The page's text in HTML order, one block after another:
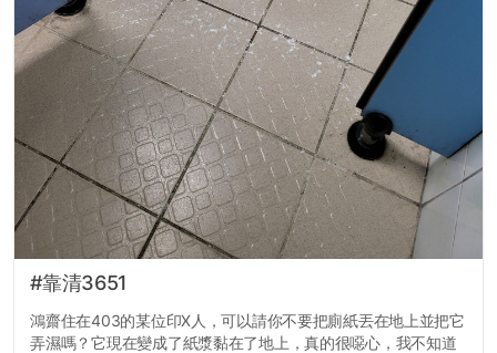
#靠清3651
鴻齋住在403的某位印X人，可以請你不要把廁紙丟在地上並把它
弄濕嗎？它現在變成了紙漿黏在了地上，真的很噁心，我不知道